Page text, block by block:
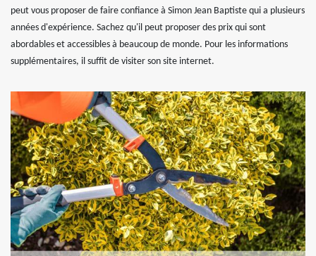
peut vous proposer de faire confiance à Simon Jean Baptiste qui a plusieurs
années d'expérience. Sachez qu'il peut proposer des prix qui sont
abordables et accessibles à beaucoup de monde. Pour les informations
supplémentaires, il suffit de visiter son site internet.